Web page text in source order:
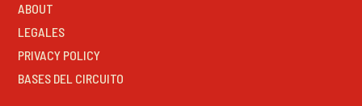
ABOUT
LEGALES
PRIVACY POLICY
BASES DEL CIRCUITO